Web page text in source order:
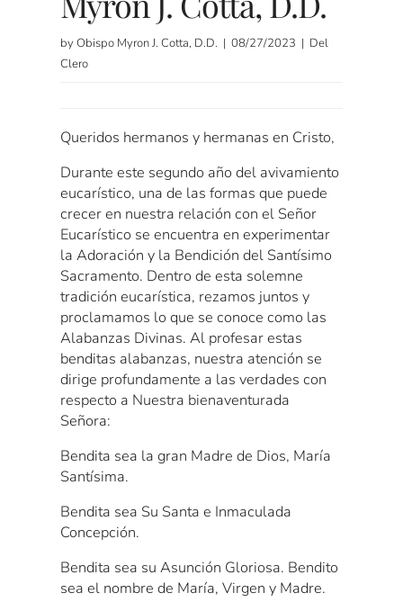
by Obispo Myron J. Cotta, D.D. | 08/27/2023 | Del
Clero
Queridos hermanos y hermanas en Cristo,
Durante este segundo año del avivamiento
eucarístico, una de las formas que puede
crecer en nuestra relación con el Señor
Eucarístico se encuentra en experimentar
la Adoración y la Bendición del Santísimo
Sacramento. Dentro de esta solemne
tradición eucarística, rezamos juntos y
proclamamos lo que se conoce como las
Alabanzas Divinas. Al profesar estas
benditas alabanzas, nuestra atención se
dirige profundamente a las verdades con
respecto a Nuestra bienaventurada
Señora:
Bendita sea la gran Madre de Dios, María
Santísima.
Bendita sea Su Santa e Inmaculada
Concepción.
Bendita sea su Asunción Gloriosa. Bendito
sea el nombre de María, Virgen y Madre.